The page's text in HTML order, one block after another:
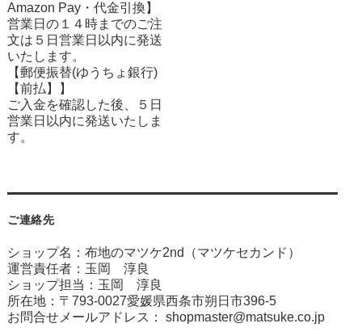
Amazon Pay・ 代金引換】
営業日の１４時までのご注
文は５日営業日以内に発送
いたします。
【郵便振替(ゆうちょ銀行)
【前払】】
ご入金を確認した後、５日
営業日以内に発送いたしま
す。
ご連絡先
ショップ名：布地のマツケ2nd（マツケセカンド）
運営責任者：玉岡 淳良
ショップ担当：玉岡 淳良
所在地：〒793-0027愛媛県西条市朔日市396-5
お問合せメールアドレス： shopmaster@matsuke.co.jp